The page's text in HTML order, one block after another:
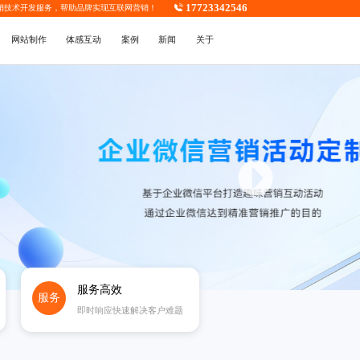
技术开发服务，帮助品牌实现互联网营销！ 17723342546
网站制作 体感互动 案例 新闻 关于
服务
服务高效
即时响应快速解决客户难题